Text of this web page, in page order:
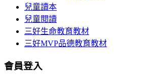
兒童讀本
兒童閱讀
三好生命教育教材
三好MVP品德教育教材
會員登入